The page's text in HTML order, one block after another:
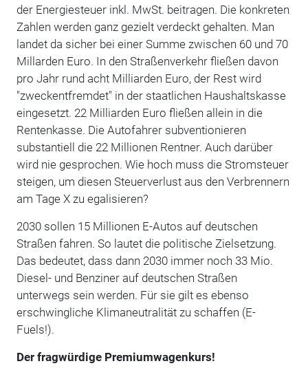
der Energiesteuer inkl. MwSt. beitragen. Die konkreten
Zahlen werden ganz gezielt verdeckt gehalten. Man
landet da sicher bei einer Summe zwischen 60 und 70
Millarden Euro. In den Straßenverkehr fließen davon
pro Jahr rund acht Milliarden Euro, der Rest wird
"zweckentfremdet" in der staatlichen Haushaltskasse
eingesetzt. 22 Milliarden Euro fließen allein in die
Rentenkasse. Die Autofahrer subventionieren
substantiell die 22 Millionen Rentner. Auch darüber
wird nie gesprochen. Wie hoch muss die Stromsteuer
steigen, um diesen Steuerverlust aus den Verbrennern
am Tage X zu egalisieren?
2030 sollen 15 Millionen E-Autos auf deutschen
Straßen fahren. So lautet die politische Zielsetzung.
Das bedeutet, dass dann 2030 immer noch 33 Mio.
Diesel- und Benziner auf deutschen Straßen
unterwegs sein werden. Für sie gilt es ebenso
erschwingliche Klimaneutralität zu schaffen (E-
Fuels!).
Der fragwürdige Premiumwagenkurs!